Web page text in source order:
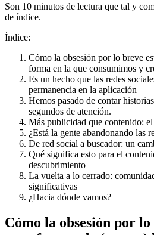
Son 10 minutos de lectura que tal y
de índice.
Índice:
Cómo la obsesión por lo breve
forma en la que consumimos y
Es un hecho que las redes
permanencia en la aplicación
Hemos pasado de contar
segundos de atención.
Más publicidad que contenido:
¿Está la gente abandonando las
De red social a buscador: un
Qué significa esto para el
descubrimiento
La vuelta a lo cerrado:
significativas
¿Hacia dónde vamos?
Cómo la obsesión por lo